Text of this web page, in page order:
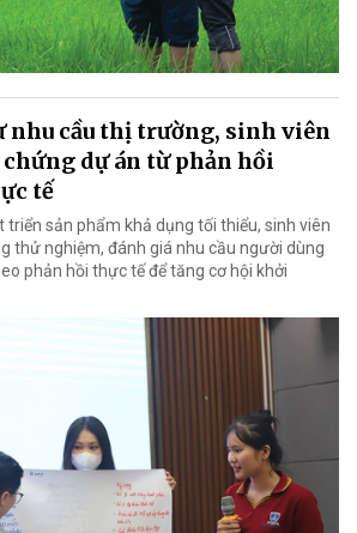
nhu cầu thị trường, sinh viên
dự án từ phản hồi
tế
sản phẩm khả dụng tối thiểu, sinh viên
thử nghiệm, đánh giá nhu cầu người dùng
phản hồi thực tế để tăng cơ hội khởi